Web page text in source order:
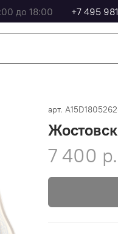
до 18:00 +7 495
арт.
7 400 р.